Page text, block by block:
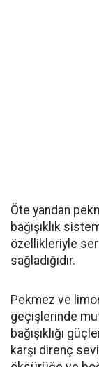
Öte yandan
bağışıklık
özellikleriyle
sağladığıdır.
Pekmez ve
geçişlerinde
bağışıklığı
karşı direnç